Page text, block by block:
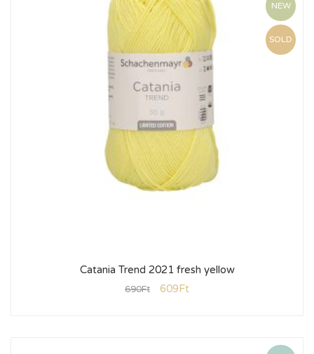
NEW
SOLD
Catania Trend 2021 fresh yellow
690Ft 609Ft